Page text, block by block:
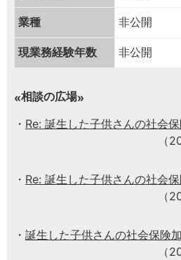
業種 非公開
現業務経験年数 非公開
相談の広場
Re: 誕生した子供さんの社会
（
Re: 誕生した子供さんの社会
（
誕生した子供さんの社会保険
（